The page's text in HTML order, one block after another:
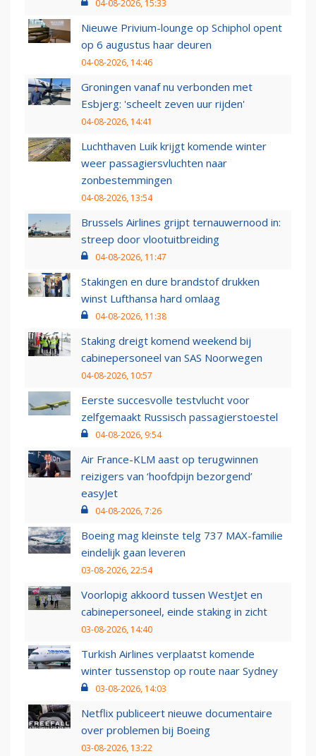
04-08-2026, 15:33
Nieuwe Privium-lounge op Schiphol opent
op 6 augustus haar deuren
04-08-2026, 14:46
Groningen vanaf nu verbonden met
Esbjerg: 'scheelt zeven uur rijden'
04-08-2026, 14:41
Luchthaven Luik krijgt komende winter
weer passagiersvluchten naar
zonbestemmingen
04-08-2026, 13:54
Brussels Airlines grijpt ternauwernood in:
streep door vlootuitbreiding
04-08-2026, 11:47
Stakingen en dure brandstof drukken
winst Lufthansa hard omlaag
04-08-2026, 11:38
Staking dreigt komend weekend bij
cabinepersoneel van SAS Noorwegen
04-08-2026, 10:57
Eerste succesvolle testvlucht voor
zelfgemaakt Russisch passagierstoestel
04-08-2026, 9:54
Air France-KLM aast op terugwinnen
reizigers van ‘hoofdpijn bezorgend’
easyJet
04-08-2026, 7:26
Boeing mag kleinste telg 737 MAX-familie
eindelijk gaan leveren
03-08-2026, 22:54
Voorlopig akkoord tussen WestJet en
cabinepersoneel, einde staking in zicht
03-08-2026, 14:40
Turkish Airlines verplaatst komende
winter tussenstop op route naar Sydney
03-08-2026, 14:03
Netflix publiceert nieuwe documentaire
over problemen bij Boeing
03-08-2026, 13:22